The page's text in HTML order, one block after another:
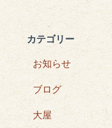
:
カテゴリー
お知らせ
ブログ
大屋